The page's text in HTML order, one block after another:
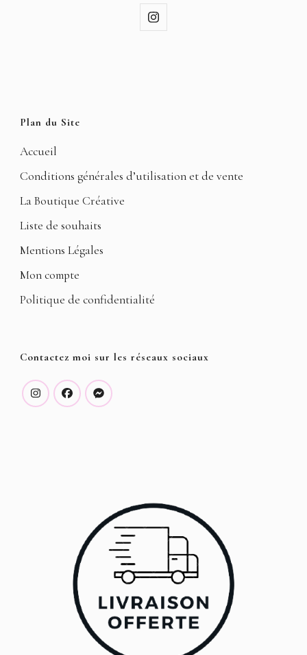
Plan du Site
Accueil
Conditions générales d’utilisation et de vente
La Boutique Créative
Liste de souhaits
Mentions Légales
Mon compte
Politique de confidentialité
Contactez moi sur les réseaux sociaux